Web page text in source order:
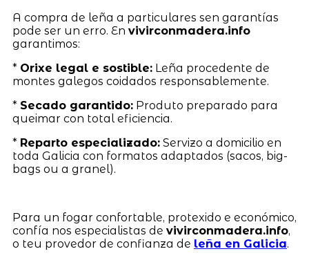
A compra de leña a particulares sen garantías
pode ser un erro. En vivirconmadera.info
garantimos:
* Orixe legal e sostible:Leña procedente de
montes galegos coidados responsablemente.
* Secado garantido:Produto preparado para
queimar con total eficiencia.
* Reparto especializado:Servizo a domicilio en
toda Galicia con formatos adaptados (sacos, big-
bags ou a granel).
Para un fogar confortable, protexido e económico,
confía nos especialistas de vivirconmadera.info,
o teu provedor de confianza de leña en Galicia.